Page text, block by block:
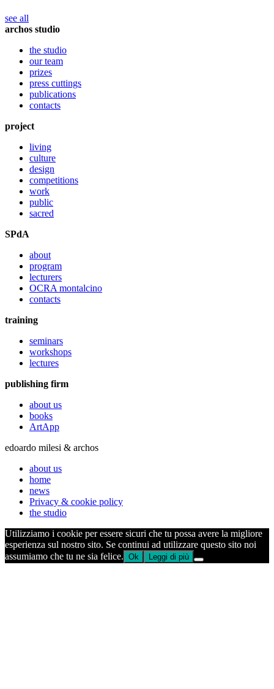
see all
archos studio
the studio
our team
prizes
press cuttings
publications
contacts
project
living
culture
design
competitions
work
public
sacred
SPdA
about
program
lecturers
OCRA montalcino
contacts
training
seminars
workshops
lectures
publishing firm
about us
books
ArtApp
edoardo milesi & archos
about us
home
news
Privacy & cookie policy
the studio
Utilizziamo i cookie per essere sicuri che tu possa avere la migliore
esperienza sul nostro sito. Se continui ad utilizzare questo sito noi
assumiamo che tu ne sia felice. Ok Leggi di più